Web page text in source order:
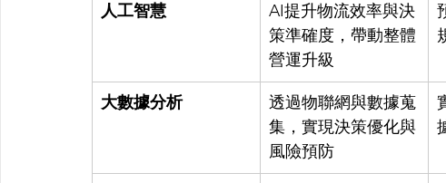
人工智慧
AI提升物流效率與決
策準確度，帶動整體
營運升級
大數據分析
透過物聯網與數據蒐
集，實現決策優化與
風險預防